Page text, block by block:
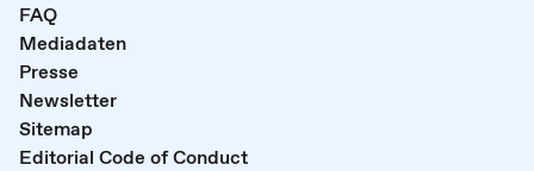
FAQ
Mediadaten
Presse
Newsletter
Sitemap
Editorial Code of Conduct